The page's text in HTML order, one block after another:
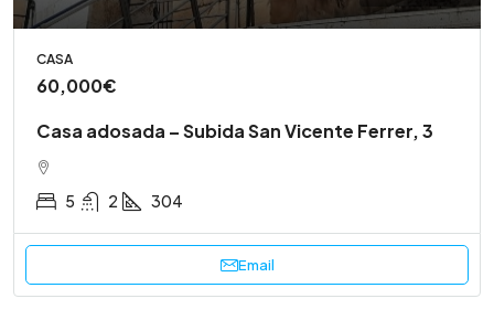
CASA
60,000€
Casa adosada – Subida San Vicente Ferrer, 3
5 2 304
Email